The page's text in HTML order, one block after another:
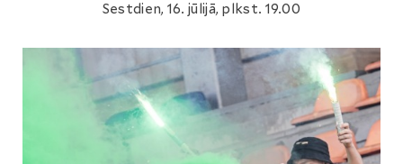
Sestdien, 16. jūlijā, plkst. 19.00